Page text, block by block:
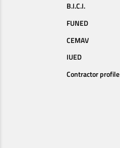
B.I.C.I.
FUNED
CEMAV
IUED
Contractor profile